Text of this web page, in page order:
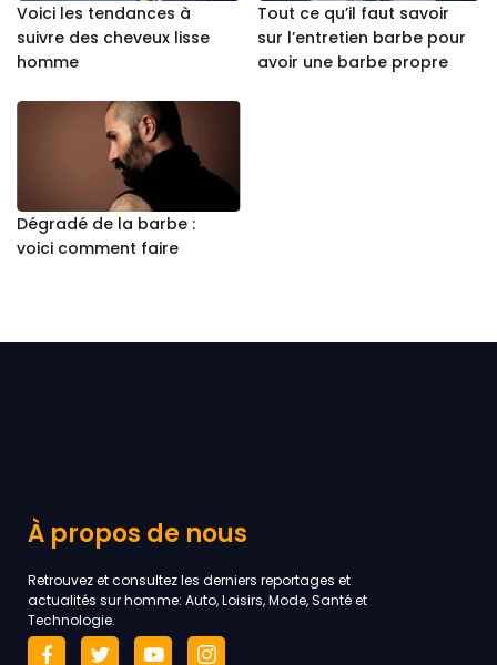
Voici les tendances à
suivre des cheveux lisse
homme
Tout ce qu’il faut savoir
sur l’entretien barbe pour
avoir une barbe propre
Dégradé de la barbe :
voici comment faire
À propos de nous
Retrouvez et consultez les derniers reportages et
actualités sur homme: Auto, Loisirs, Mode, Santé et
Technologie.